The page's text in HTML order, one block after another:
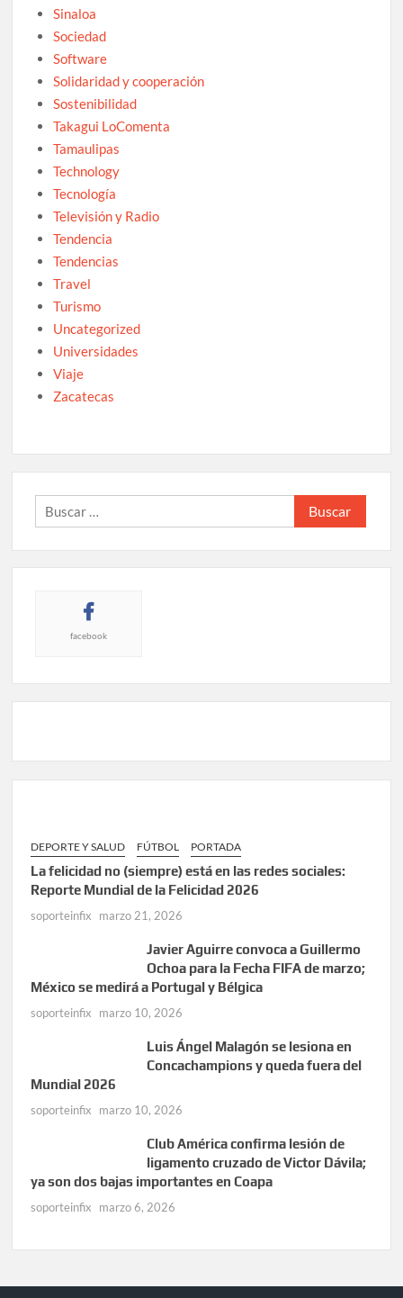
Sinaloa
Sociedad
Software
Solidaridad y cooperación
Sostenibilidad
Takagui LoComenta
Tamaulipas
Technology
Tecnología
Televisión y Radio
Tendencia
Tendencias
Travel
Turismo
Uncategorized
Universidades
Viaje
Zacatecas
Buscar:
facebook
DEPORTE Y SALUD FÚTBOL PORTADA
La felicidad no (siempre) está en las redes sociales:
Reporte Mundial de la Felicidad 2026
soporteinfix marzo 21, 2026
Javier Aguirre convoca a Guillermo
Ochoa para la Fecha FIFA de marzo;
México se medirá a Portugal y Bélgica
soporteinfix marzo 10, 2026
Luis Ángel Malagón se lesiona en
Concachampions y queda fuera del
Mundial 2026
soporteinfix marzo 10, 2026
Club América confirma lesión de
ligamento cruzado de Victor Dávila;
ya son dos bajas importantes en Coapa
soporteinfix marzo 6, 2026